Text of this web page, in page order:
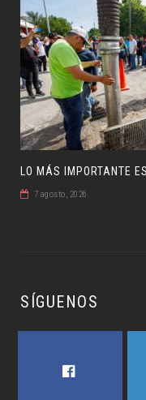
LO MÁS IMPORTANTE
7 agosto, 2026
SÍGUENOS